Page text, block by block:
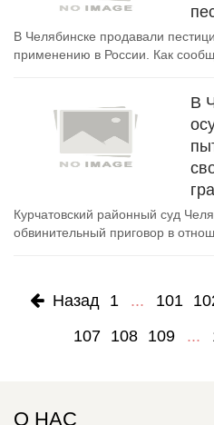
В Челябинске продавали
применению в России. Как
В
Курчатовский районный суд
обвинительный приговор в
Назад 1 ... 101
107
108 109 ...
О НАС